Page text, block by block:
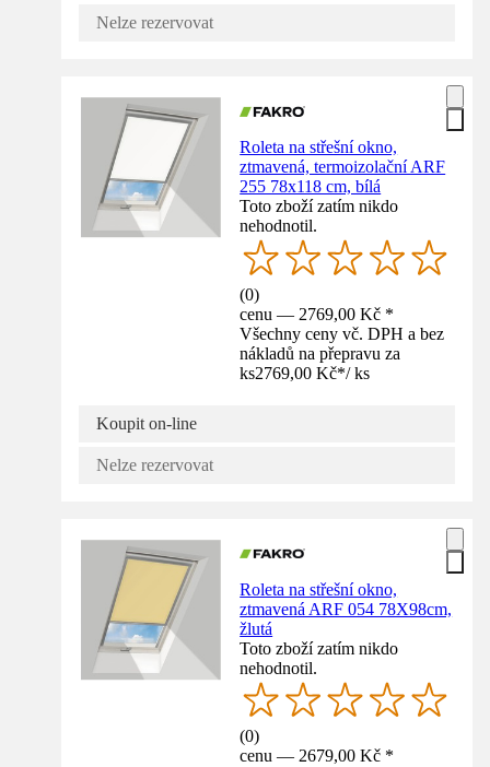
Nelze rezervovat
Roleta na střešní okno,
ztmavená, termoizolační ARF
255 78x118 cm, bílá
Toto zboží zatím nikdo
nehodnotil.
(0)
cenu — 2769,00 Kč *
Všechny ceny vč. DPH a bez
nákladů na přepravu za
ks2769,00 Kč*/ ks
Koupit on-line
Nelze rezervovat
Roleta na střešní okno,
ztmavená ARF 054 78X98cm,
žlutá
Toto zboží zatím nikdo
nehodnotil.
(0)
cenu — 2679,00 Kč *